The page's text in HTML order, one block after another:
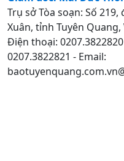
Trụ sở Tòa soạn: Số
Xuân, tỉnh Tuyên Quang,
Điện thoại:
0207.3822821 - Email: